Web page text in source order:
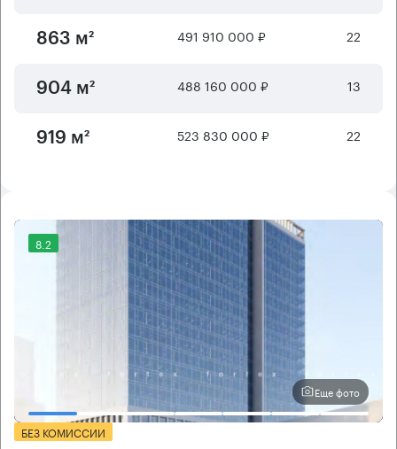
863 м² 491 910 000 ₽ 22
904 м² 488 160 000 ₽ 13
919 м² 523 830 000 ₽ 22
8.2
Еще фото
БЕЗ КОМИССИИ